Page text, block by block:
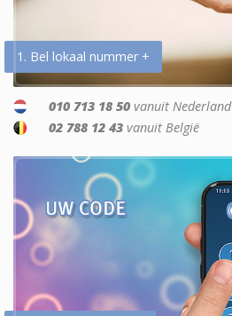
1. Bel lokaal nummer +
010 713 18 50 vanuit Nederland
02 788 12 43 vanuit België